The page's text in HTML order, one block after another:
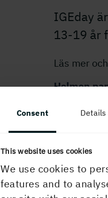
Consent Details
This website uses cookies
We use cookies to
features and to
IGEday
13-19 år
Läs mer
Holmen
PUBLICERAD